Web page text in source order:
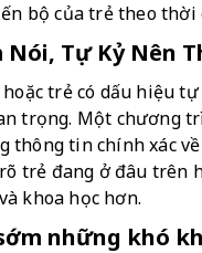
bộ của trẻ theo
Nói, Tự Kỷ Nên
trẻ có dấu hiệu
trọng. Một chương
thông tin chính xác
trẻ đang ở đâu
khoa học hơn.
những khó